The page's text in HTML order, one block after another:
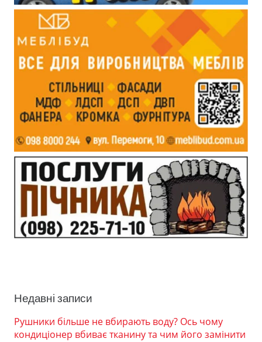
Недавні записи
Рушники більше не вбирають воду? Ось чому
кондиціонер вбиває тканину та чим його замінити